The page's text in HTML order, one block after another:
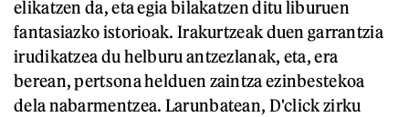
elikatzen da, eta egia bilakatzen ditu liburuen
fantasiazko istorioak. Irakurtzeak duen garrantzia
irudikatzea du helburu antzezlanak, eta, era
berean, pertsona helduen zaintza ezinbestekoa
dela nabarmentzea. Larunbatean, D'click zirku